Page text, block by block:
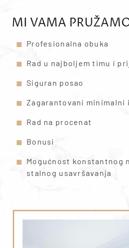
MI VAMA
Profesionalna obuka
Rad u najboljem timu i
Siguran posao
Zagarantovani minimalni
Rad na procenat
Bonusi
Mogućnost konstantnog
stalnog usavršavanja